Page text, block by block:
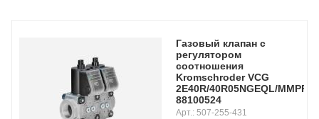
Газовый клапан с
регулятором
соотношения
Kromschroder VCG
2E40R/40R05NGEQL/MMPP/
88100524
Арт.: 507-255-431